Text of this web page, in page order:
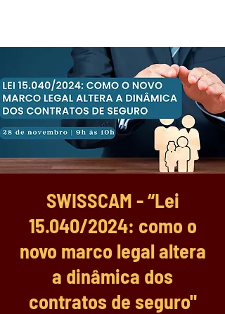
SWISSCAM - “Lei
15.040/2024: como o
novo marco legal altera
a dinâmica dos
contratos de seguro"